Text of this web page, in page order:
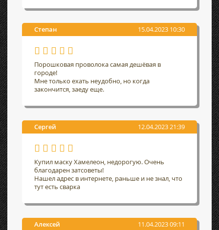
Степан 15.04.2023 10:30
Порошковая проволока самая дешёвая в
городе!
Мне только ехать неудобно, но когда
закончится, заеду еще.
Сергей 12.04.2023 21:39
Купил маску Хамелеон, недорогую. Очень
благодарен затсоветы!
Нашел адрес в интернете, раньше и не знал, что
тут есть сварка
Алексей 11.04.2023 09:11